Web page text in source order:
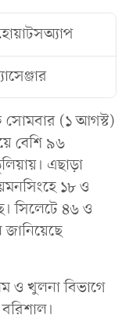
সোমবার (১ আগস্ট)
বেশি ৯৬
এছাড়া
১৮ ও
সিলেটে ৪৬ ও
জানিয়েছে
ও খুলনা বিভাগে
বরিশাল।